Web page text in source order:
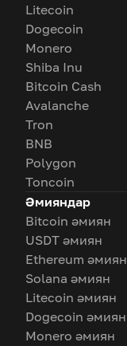
Litecoin
Dogecoin
Monero
Shiba Inu
Bitcoin Cash
Avalanche
Tron
BNB
Polygon
Toncoin
Әмияндар
Bitcoin әмиян
USDT әмиян
Ethereum әмиян
Solana әмиян
Litecoin әмиян
Dogecoin әмиян
Monero әмиян